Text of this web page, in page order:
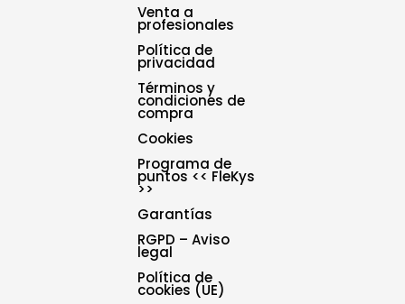
Venta a
profesionales
Política de
privacidad
Términos y
condiciones de
compra
Cookies
Programa de
puntos << FleKys
>>
Garantías
RGPD – Aviso
legal
Política de
cookies (UE)